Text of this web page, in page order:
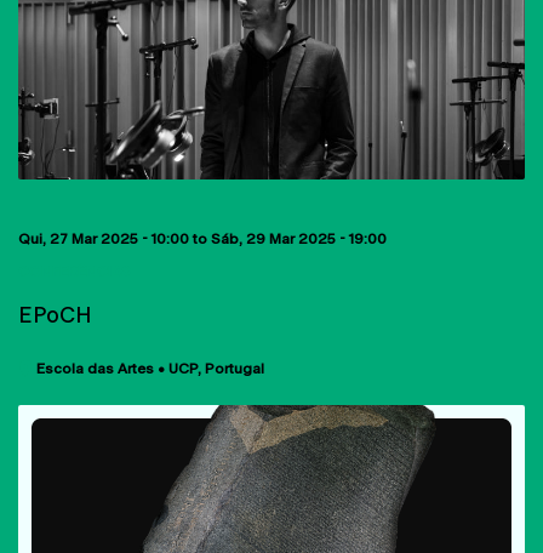
Qui, 27 Mar 2025 - 10:00to Sáb, 29 Mar 2025 - 19:00
EPoCH
Escola das Artes • UCP Portugal